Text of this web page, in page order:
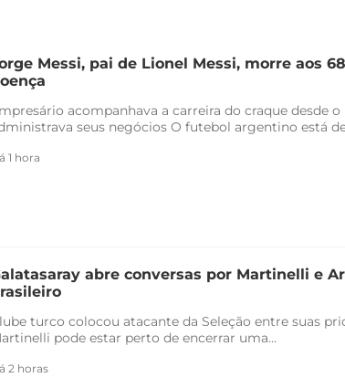
Messi, pai de Lionel Messi, morre aos
acompanhava a carreira do craque desde
seus negócios O futebol argentino está
1 hora
abre conversas por Martinelli e
turco colocou atacante da Seleção entre suas
pode estar perto de encerrar uma...
2 horas